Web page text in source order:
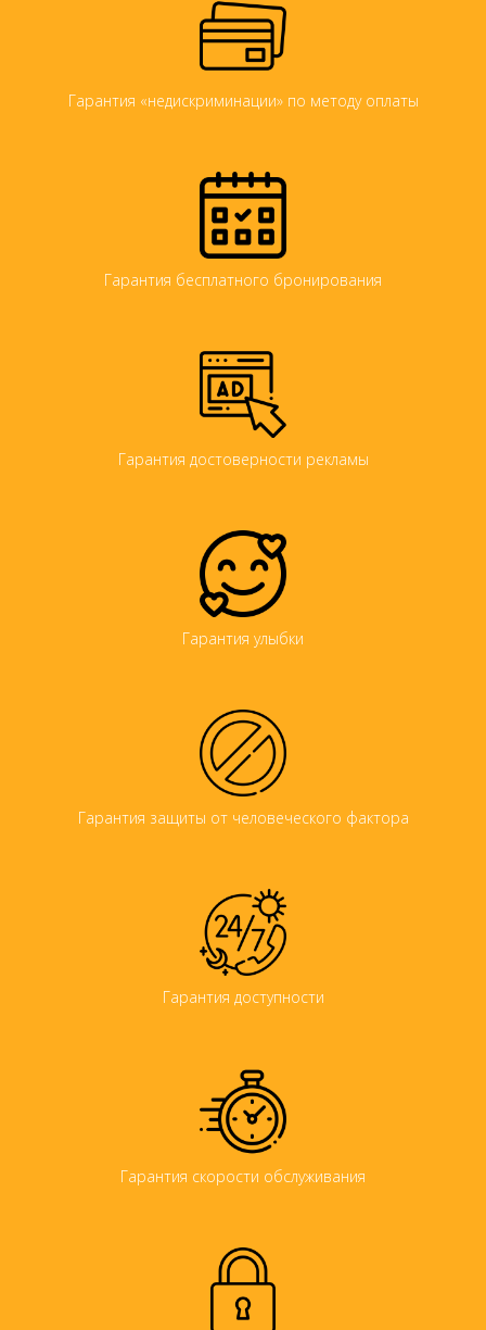
Гарантия «недискриминации» по методу оплаты
Гарантия бесплатного бронирования
Гарантия достоверности рекламы
Гарантия улыбки
Гарантия защиты от человеческого фактора
Гарантия доступности
Гарантия скорости обслуживания